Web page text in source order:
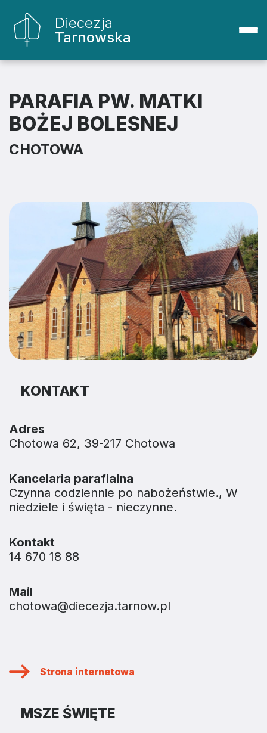
Diecezja
Tarnowska
PARAFIA PW. MATKI
BOŻEJ BOLESNEJ
CHOTOWA
KONTAKT
Adres
Chotowa 62, 39-217 Chotowa
Kancelaria parafialna
Czynna codziennie po nabożeństwie., W
niedziele i święta - nieczynne.
Kontakt
14 670 18 88
Mail
chotowa@diecezja.tarnow.pl
Strona internetowa
MSZE ŚWIĘTE